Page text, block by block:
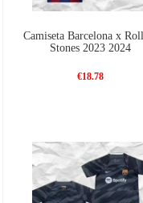
Camiseta Barcelona x
Stones 2023 2024
€18.78